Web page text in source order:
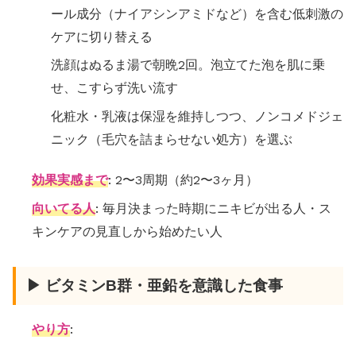
ール成分（ナイアシンアミドなど）を含む低刺激の
ケアに切り替える
洗顔はぬるま湯で朝晩2回。泡立てた泡を肌に乗
せ、こすらず洗い流す
化粧水・乳液は保湿を維持しつつ、ノンコメドジェ
ニック（毛穴を詰まらせない処方）を選ぶ
効果実感まで: 2〜3周期（約2〜3ヶ月）
向いてる人: 毎月決まった時期にニキビが出る人・ス
キンケアの見直しから始めたい人
▶ ビタミンB群・亜鉛を意識した食事
やり方: